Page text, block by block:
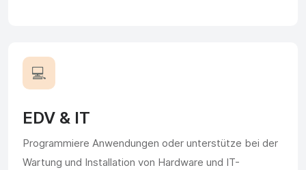
💻
EDV & IT
Programmiere Anwendungen oder unterstütze bei der
Wartung und Installation von Hardware und IT-